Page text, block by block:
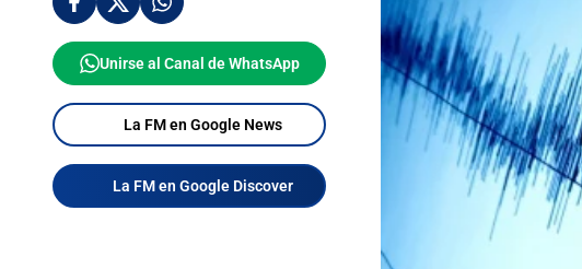
Unirse al Canal de WhatsApp
La FM en Google News
La FM en Google Discover